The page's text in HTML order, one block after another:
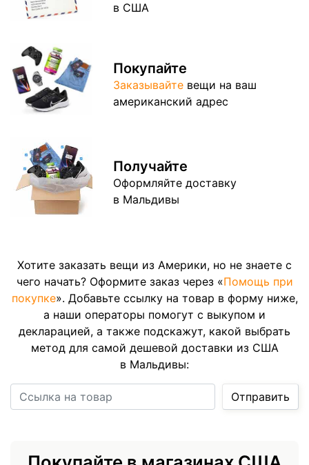
в США
Покупайте
Заказывайте вещи на ваш
американский адрес
Получайте
Оформляйте доставку
в Мальдивы
Хотите заказать вещи из Америки, но не знаете с
чего начать? Оформите заказ через «Помощь при
покупке». Добавьте ссылку на товар в форму ниже,
а наши операторы помогут с выкупом и
декларацией, а также подскажут, какой выбрать
метод для самой дешевой доставки из США
в Мальдивы:
Отправить